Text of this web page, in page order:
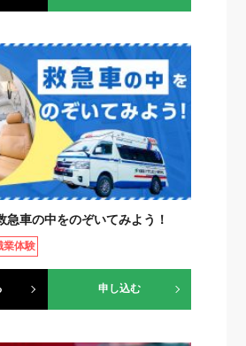
急車の中をのぞいてみよう！
業体験
申し込む